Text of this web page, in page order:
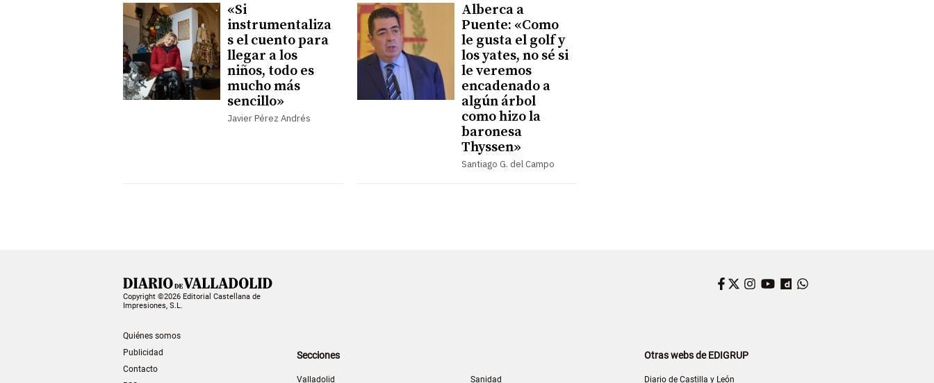
«Si
instrumentaliza
s el cuento para
llegar a los
niños, todo es
mucho más
sencillo»
Javier Pérez Andrés
Alberca a
Puente: «Como
le gusta el golf y
los yates, no sé si
le veremos
encadenado a
algún árbol
como hizo la
baronesa
Thyssen»
Santiago G. del Campo
Copyright ©2026 Editorial Castellana de
Impresiones, S.L.
Quiénes somos
Publicidad
Contacto
Facebook
Twitter
Instagram
YouTube
Dailymotion
Secciones
Valladolid Sanidad
Otras webs de EDIGRUP
Diario de Castilla y León